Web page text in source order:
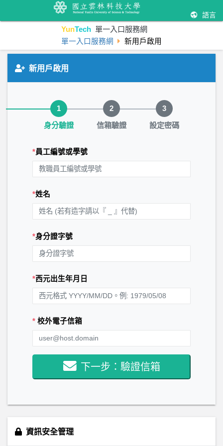
語言
YunTech 單一入口服務網
單一入口服務網 新用戶啟用
新用戶啟用
步驟 1 / 3：身分驗證
1
身分驗證
2
信箱驗證
3
設定密碼
*員工編號或學號
*姓名
*身分證字號
*西元出生年月日
* 校外電子信箱
下一步：驗證信箱
資訊安全管理